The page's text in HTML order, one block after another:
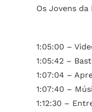
Os Jovens
1:05:00 –
1:05:42 –
1:07:04 –
1:07:40 –
1:12:30 –